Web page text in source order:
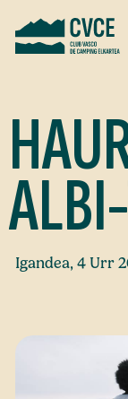
Igandea, 4 Urr